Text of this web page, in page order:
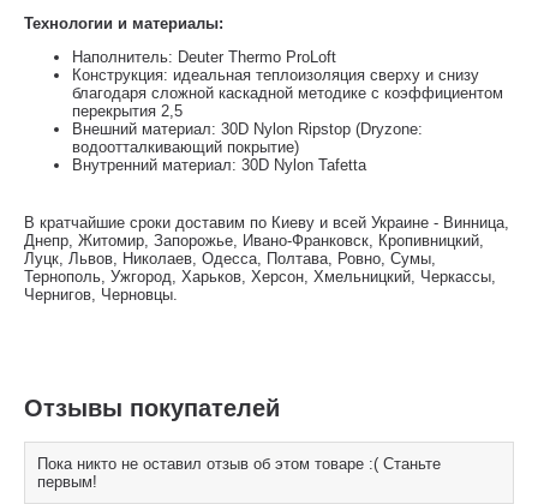
Технологии и материалы:
Наполнитель: Deuter Thermo ProLoft
Конструкция: идеальная теплоизоляция сверху и снизу
благодаря сложной каскадной методике с коэффициентом
перекрытия 2,5
Внешний материал: 30D Nylon Ripstop (Dryzone:
водоотталкивающий покрытие)
Внутренний материал: 30D Nylon Tafetta
В кратчайшие сроки доставим по Киеву и всей Украине - Винница,
Днепр, Житомир, Запорожье, Ивано-Франковск, Кропивницкий,
Луцк, Львов, Николаев, Одесса, Полтава, Ровно, Сумы,
Тернополь, Ужгород, Харьков, Херсон, Хмельницкий, Черкассы,
Чернигов, Черновцы.
Отзывы покупателей
Пока никто не оставил отзыв об этом товаре :( Станьте
первым!